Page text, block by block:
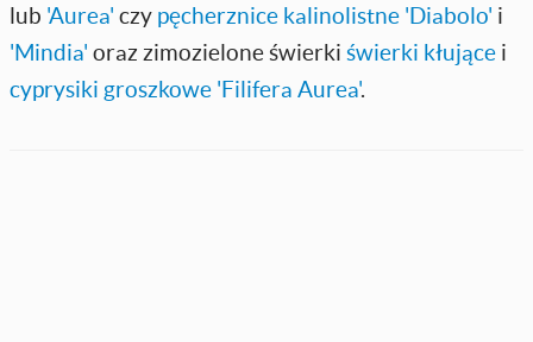
lub 'Aurea' czy pęcherznice kalinolistne 'Diabolo' i
'Mindia' oraz zimozielone świerki świerki kłujące i
cyprysiki groszkowe 'Filifera Aurea'.